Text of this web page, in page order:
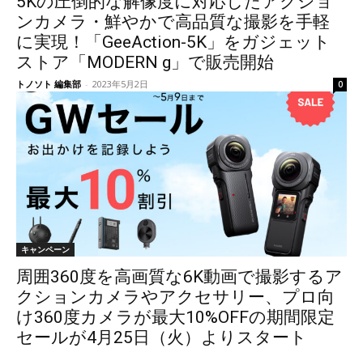
ンカメラ・鮮やかで高品質な撮影を手軽
に実現！「GeeAction-5K」をガジェット
ストア「MODERN g」で販売開始
トノソト 編集部 - 2023年5月2日 0
キャンペーン
周囲360度を高画質な6K動画で撮影するア
クションカメラやアクセサリー、プロ向
け360度カメラが最大10%OFFの期間限定
セールが4月25日（火）よりスタート